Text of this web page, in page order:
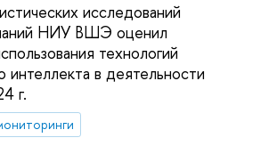
исследований
НИУ ВШЭ оценил
технологий
интеллекта в деятельности
г.